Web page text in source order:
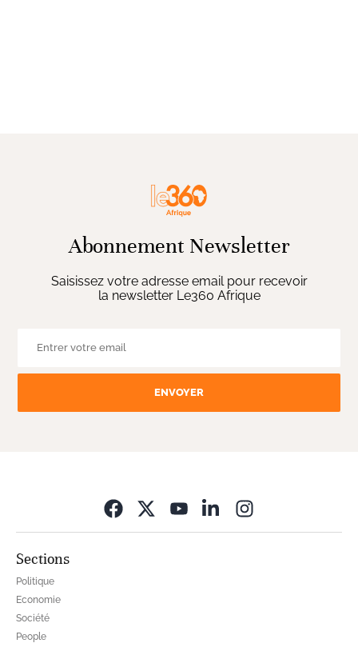
Abonnement Newsletter
Saisissez votre adresse email pour recevoir
la newsletter Le360 Afrique
ENVOYER
Sections
Politique
Economie
Société
People